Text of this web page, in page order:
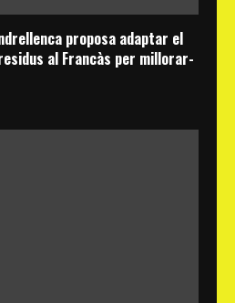
proposa adaptar el
al Francàs per millorar-